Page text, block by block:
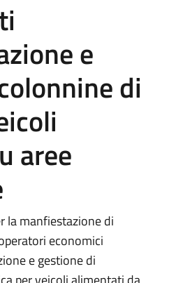
e
di
aree
la manfiestazione di
economici
e gestione di